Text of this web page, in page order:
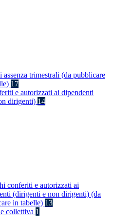
assenza trimestrali (da pubblicare
17
e autorizzati ai dipendenti
dirigenti) 14
conferiti e autorizzati ai
(dirigenti e non dirigenti) (da
in tabelle) 13
collettiva 1